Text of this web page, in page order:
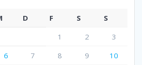
D F S
S
1
2
3
6 7 8 9
10